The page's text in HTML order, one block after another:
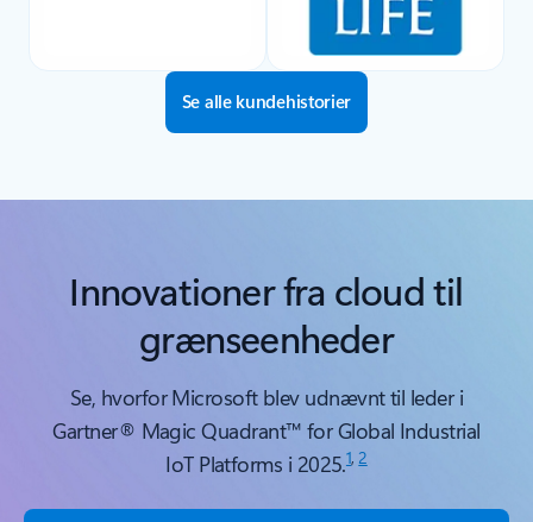
Se alle kundehistorier
Innovationer fra cloud til
grænseenheder
Se, hvorfor Microsoft blev udnævnt til leder i
Gartner® Magic Quadrant™ for Global Industrial
IoT Platforms i 2025.1, 2